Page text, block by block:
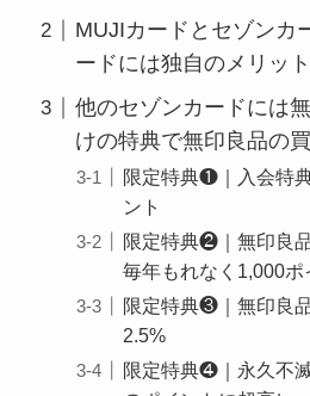
MUJIカードとセゾンカ
ードには独自のメリッ
他のセゾンカードには
けの特典で無印良品の
限定特典❶｜入会特
ント
限定特典❷｜無印良
毎年もれなく1,000ポ
限定特典❸｜無印良
2.5%
限定特典❹｜永久不